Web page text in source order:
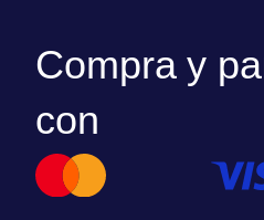
Compra y
con